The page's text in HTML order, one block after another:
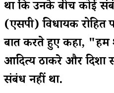
था कि उनके बीच कोई
(एसपी) विधायक
बात करते हुए कहा,
आदित्य ठाकरे और दिशा
संबंध नहीं था.